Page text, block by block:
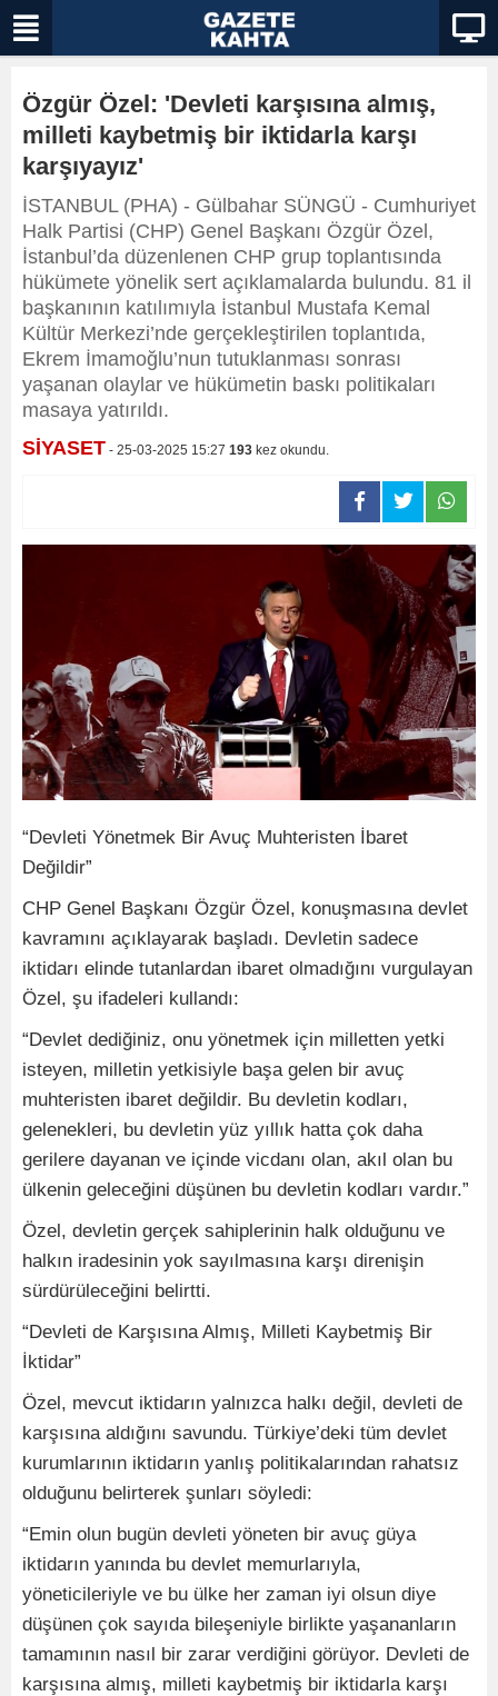
Özgür Özel: 'Devleti karşısına almış,
milleti kaybetmiş bir iktidarla karşı
karşıyayız'
İSTANBUL (PHA) - Gülbahar SÜNGÜ - Cumhuriyet
Halk Partisi (CHP) Genel Başkanı Özgür Özel,
İstanbul’da düzenlenen CHP grup toplantısında
hükümete yönelik sert açıklamalarda bulundu. 81 il
başkanının katılımıyla İstanbul Mustafa Kemal
Kültür Merkezi’nde gerçekleştirilen toplantıda,
Ekrem İmamoğlu’nun tutuklanması sonrası
yaşanan olaylar ve hükümetin baskı politikaları
masaya yatırıldı.
SİYASET - 25-03-2025 15:27 193 kez okundu.
“Devleti Yönetmek Bir Avuç Muhteristen İbaret
Değildir”
CHP Genel Başkanı Özgür Özel, konuşmasına devlet
kavramını açıklayarak başladı. Devletin sadece
iktidarı elinde tutanlardan ibaret olmadığını vurgulayan
Özel, şu ifadeleri kullandı:
“Devlet dediğiniz, onu yönetmek için milletten yetki
isteyen, milletin yetkisiyle başa gelen bir avuç
muhteristen ibaret değildir. Bu devletin kodları,
gelenekleri, bu devletin yüz yıllık hatta çok daha
gerilere dayanan ve içinde vicdanı olan, akıl olan bu
ülkenin geleceğini düşünen bu devletin kodları vardır.”
Özel, devletin gerçek sahiplerinin halk olduğunu ve
halkın iradesinin yok sayılmasına karşı direnişin
sürdürüleceğini belirtti.
“Devleti de Karşısına Almış, Milleti Kaybetmiş Bir
İktidar”
Özel, mevcut iktidarın yalnızca halkı değil, devleti de
karşısına aldığını savundu. Türkiye’deki tüm devlet
kurumlarının iktidarın yanlış politikalarından rahatsız
olduğunu belirterek şunları söyledi:
“Emin olun bugün devleti yöneten bir avuç güya
iktidarın yanında bu devlet memurlarıyla,
yöneticileriyle ve bu ülke her zaman iyi olsun diye
düşünen çok sayıda bileşeniyle birlikte yaşananların
tamamının nasıl bir zarar verdiğini görüyor. Devleti de
karşısına almış, milleti kaybetmiş bir iktidarla karşı